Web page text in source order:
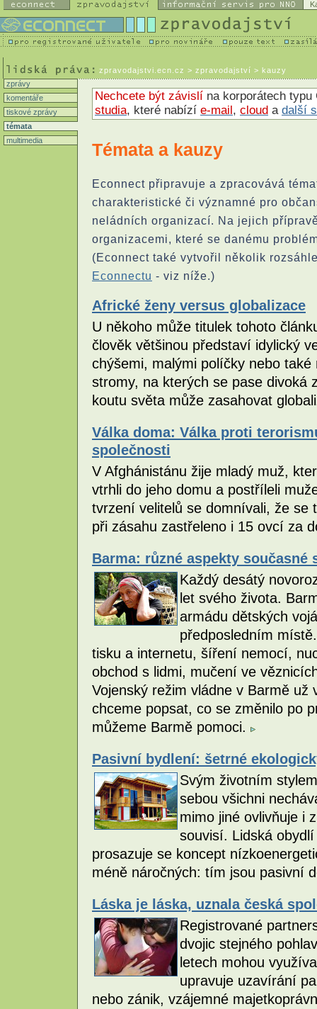
zpravodajstvi.ecn.cz > zpravodajství > kauzy
zprávy
komentáře
tiskové zprávy
témata
multimedia
Nechcete být závislí na korporátech
studia, které nabízí e-mail, cloud a další
Témata a kauzy
Econnect připravuje a zpracovává
charakteristické či významné pro
neládních organizací. Na jejich
organizacemi, které se danému
(Econnect také vytvořil několik
Econnectu - viz níže.)
Africké ženy versus globalizace
U někoho může titulek tohoto
člověk většinou představí idylický
chýšemi, malými políčky nebo
stromy, na kterých se pase divoká
koutu světa může zasahovat
Válka doma: Válka proti
společnosti
V Afghánistánu žije mladý muž,
vtrhli do jeho domu a postříleli
tvrzení velitelů se domnívali, že se
při zásahu zastřeleno i 15 ovcí za
Barma: různé aspekty současné
Každý desátý
let svého života.
armádu dětských
předposledním
tisku a internetu, šíření nemocí,
obchod s lidmi, mučení ve
Vojenský režim vládne v Barmě
chceme popsat, co se změnilo po
můžeme Barmě pomoci.
Pasivní bydlení: šetrné
Svým životním
sebou všichni
mimo jiné ovlivňuje i
souvisí. Lidská
prosazuje se koncept
méně náročných: tím jsou pasivní
Láska je láska, uznala česká
Registrované
dvojic stejného
letech mohou
upravuje uzavírání
nebo zánik, vzájemné